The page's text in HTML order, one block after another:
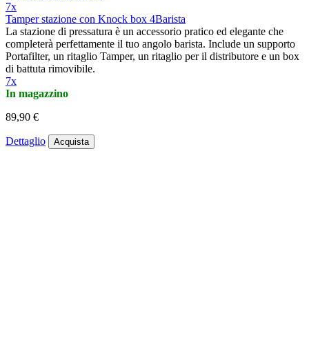
7x
Tamper stazione con Knock box 4Barista
La stazione di pressatura è un accessorio pratico ed elegante che
completerà perfettamente il tuo angolo barista. Include un supporto
Portafilter, un ritaglio Tamper, un ritaglio per il distributore e un box
di battuta rimovibile.
7x
In magazzino
89,90 €
Dettaglio Acquista